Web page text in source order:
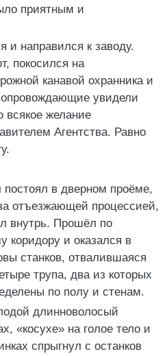
приятным и
и направился к заводу.
покосился на
канавой охранника и
увидели
всякое желание
Агентства. Равно
постоял в дверном проёме,
отъезжающей процессией,
внутрь. Прошёл по
коридору и оказался в
станков, отвалившаяся
трупа, два из которых
по полу и стенам.
длинноволосый
«косухе» на голое тело и
спрыгнул с останков